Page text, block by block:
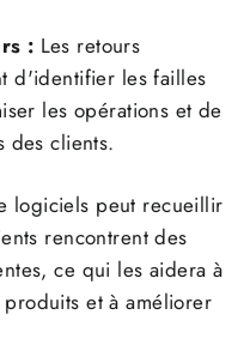
: Les retours
d'identifier les failles
les opérations et de
des clients.
logiciels peut recueillir
rencontrent des
ce qui les aidera à
et à améliorer